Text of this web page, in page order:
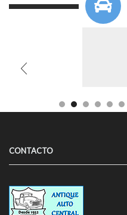
CONTACTO